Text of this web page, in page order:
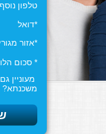
טלפון נוסף
*דואל
*אזור
* סכום
מעוניין
משכנתא?